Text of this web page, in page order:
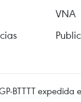
VNA
BTTTT expedida